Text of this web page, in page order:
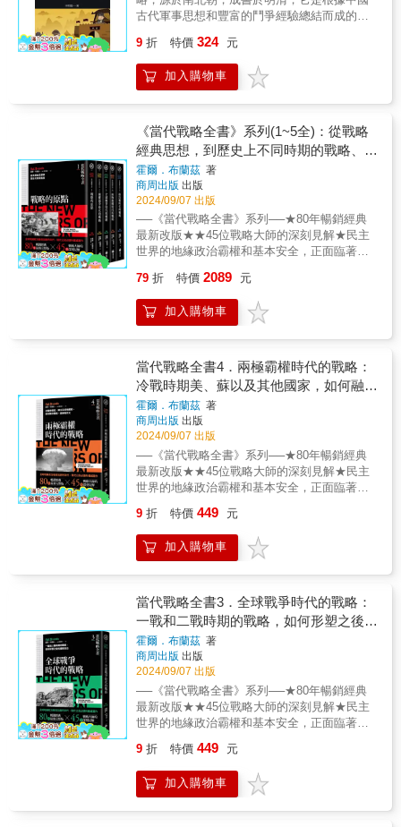
主委）楊亭雲上將（曾任國防部總政戰部主
任、行政院退輔會主委）黃奕炳（政研所16
期）
們，對我們中國，輸以無上的崇敬，這才是我
首先在仁安羌一戰大捷，解了英軍八千之圍，
敗敵人十倍於我之眾，正預備乘勝進攻，不料
當時全盤戰局，與我不利，敵人以曼德勒為中
即北撤，新38師奉命掩護英軍和國軍的撤退，
成了殿後之軍。 四、接著，我們出國，到了緬
甸，駐兵曼德勒。當時，主席蔣公，教我負起
衛成曼德勒的責任。主席曾經教（叫）我去，
說曼德勒很像南京，要我好好防守。我蒙此面
命，認為很是光榮。當時曼德勒左翼是國軍第
五軍，右翼是英國軍隊。不料英軍不爭氣，受
了敵人壓迫後撤，而敵人又追逐得很快。結果
英軍第一軍團第1師約及萬人，被敵人兩個聯隊
約八千之眾，圍於仁安羌北面一山地上。另一
亞歷山大（現加拿大總督，總督任期：
1946.04.12～1952.02.28），要求主席蔣公派
人援助。我在曼德勒佈置才有兩天，那晚上就
揮，派一團增援仁安羌，受英軍指揮，自己帶
一團守曼德勒。我認為這種五馬分屍的方法不
能表現戰力，而且分散後，曼德勒一定無法可
守。所以，11時半接命令，12時即趕赴上級指
揮官處報告。我說英軍萬人，受日軍八千之
圍，今派一團人援救，真能作戰者，不足一
千，又受英人指揮，英人從來未曾指揮過中國
軍隊，中國軍隊又從未受英人指揮，上下情
兵之將，不足以言勇。如此處置，結果此一
曼德勒，我帶一團人，守曼德勒，亦必無功，
等於坐以待斃。現在我願意去指揮，力量必
大。並且我坐城待斃，亦非得計。兵法所謂
「與其戰於城寧戰於郊」。如果此次增援部隊
勝利，那麼守城部隊，也就高枕無憂了。我雖
如此說，但上面仍是不准。我又向參謀長詳為
解說，那參謀長竟說，你不知道麼，這一團是
送人情，以一萬人被圍，一千人何能解救？我
說，我作部隊長的，不能白看著部下去死，就
是去死，也要同死，死馬也得作活馬用。又從
三時講到六時，上面才說「好吧，你去吧，如
果打了勝仗，你算首功」。詞意之間，料定我
所，英第一軍長史林姆W. J. Slim（現任英軍參
謀總長，總長任期：1948～1952）問我到了多
少援軍。我說一團人。他聽了非常喪氣，因英
菌生物戰武器是事實，既很重要，又很可悲，
但卻被長期隱瞞。這是一個相當驚人，真實的
恐怖故事，儘管過去和現在都被竭力讓其消失
逞。」——丹尼爾．巴倫布拉特，《一場人類
瘟疫》的作者「《醜陋的秘密》是揭露美國政
治的一部家史。如同講故事一般，揭露美國外
交圈子裡深藏不露的制度性種族歧視以及對人
類的厭惡與仇視。」——克雷格．麥克納馬
拉，《因為我們的父輩撒謊》的作者「托瑪
斯．鮑威爾繼承了父輩堅韌不懈的揭露戰爭罪
惡的真相和大無畏的勇氣。 同時也揭穿了美國
政府在長達70年中，試圖隱藏其在朝鮮戰爭中
曾使用生物細菌戰武器的罪惡本質，以及針對
他們父輩敢於堅持真理的勇敢行動而被定罪，
足現他們給父輩定罪才是真的罄竹難書。」
暴動》卷１，卷２的作者
古代軍事思想和豐富的鬥爭經驗總結而成的兵
地運用在經濟、生活、外交等各個領域之內，
對後世有著深遠的影響。
9 折 特價 324 元
加入購物車
《當代戰略全書》系列(1~5全)：從戰略
經典思想，到歷史上不同時期的戰略、戰
爭與國際關係
霍爾．布蘭茲 著
商周出版 出版
2024/09/07 出版
──《當代戰略全書》系列──★80年暢銷經典最新改版★★45位戰略大師的深刻見解★民主世界的地緣政治霸權和基本安全，正面臨著幾十年來最嚴峻的挑戰在局勢渾沌不明的世界中，戰略讓我們的行動有明確的目標並賦予我們實踐目標的力量★綜覽由古至今各大戰略理論與戰役精髓★★深入理解軍事、政治戰略與現代世界的形塑★《當代戰略全書》（系列）是關於戰略的新世代權威著作，集結數世紀以來塑造戰爭和治國方略理論與實踐的關鍵人物。本系列共五冊，收錄了世界一流學者的全新研究，提供從古代到今日的戰略思想的全球視角，並審視經典和當今的主要戰略議題，同時對冷戰和後九一一世代的戰略思想給予更多關注。本書於1943年發行第一版，當時正處於歷史上最糟糕的戰爭時期。第二版則於1986年發行，係因二戰後美國成為超級大國，且核武發展引起了深思問題：戰爭用途以及武力與外交之間的關係，因此新一代的學者紛紛研究並修訂了這門學科所仰賴的歷史知識體系。在全球地緣政治的重要性日益增加的此刻，對戰略及其歷史研究的重要性達到新高，故推出本書第三版。《當代戰略全書》（系列）由知名歷史與戰略研究者們撰稿，包括：《戰略大歷史》（Strategy: A History）作者勞倫斯．佛里德曼（Lawrence Freedman）、《大戰略》（On Grand Strategy）作者約翰．路易斯．蓋迪斯（John Lewis Gaddis）、牛津大學國際歷史名譽教授瑪格麗特．麥克米蘭（Margaret MacMillan），以及「美國企業研究所」（American Enterprise Institute）外交及防衛政策研究主任柯瑞．謝克（Kori Schake）等人。《當代戰略全書》（系列）從歷史上最富有影響力的戰略家身上吸取重要教訓，從修昔底德、孫子到克勞塞維茲，從拿破崙、邱吉爾、毛澤東、馬歇爾到習近平。重新檢視從古至今的軍事與政治戰略的發展，以及其對現代世界的形塑所扮演的關鍵角色。▌【當代戰略全書1】戰略的原點當「戰略」初次於1771年成為日常用語時，傳達的是崇尚計策和謀略的用兵術觀點，目的是避免正面交鋒。這種觀點在十九世紀逐漸擴展，到了二十世紀期間，焦點轉向了軍事手段與政治目標的相互作用，著重於如何經由各種手段實現目標的議題。戰術很容易被歸類為準則，戰略則不一樣，因為戰略取決於許多情形（物理、政治以及道德），而這些情況大不相同。控制和利用國家或多國結盟的資源，包括兵力。目標是維護重大利益，並確保不受到堤人的威脅，無論是實際、潛在或推測的威脅。大戰略的關鍵在於政策。換句話說，國家領導人要有能力匯集所有的要素，包括軍事和非軍事，才能保護和增強國家的長期最大利益（戰爭時期與和平時期）。▌【當代戰略全書2】強權競爭時代的戰略本書從十六世紀與十七世界、現代國家體制崛起的關鍵時期開始，直到二十世紀世界大戰大動盪的前夕。這段時期最主要的特色是多極化的國際秩序，缺乏單一的強權，因此權力平衡的概念扮演相當重要的角色。於此同時，各種意識形態、技術、知識不斷產生也互相激盪，促成現代國際體系的成形。另外，如何抵制逐漸崛起的新興大國，如北美洲的印第安部落聯盟、英屬印度與其他地方的反殖民運動，也在這段過程中有著不可或缺的位置。▌【當代戰略全書3】全球戰爭時代的戰略二戰是民主國家聯手參與過最大、也是最激烈的戰爭。然而，從政治學角度來看，二戰是位於戰場最前線的民主政體（邱吉爾領導的大不列顛以及羅斯福領導的美國）和共產政權（史達林領導的極權國家）攜手合作，共同對抗德國和日本。各國都有自己的強項、弱點和優先目標。因此，必須分清楚何時可以毫無保留，相互信任，何時又該有所節制，防範對方。此外，雙方必須有協定約束，確保彼此的聯盟能在戰時不會土崩瓦解。戰爭詭譎多變，難以預測，偶發事件可左右戰局，令戰果難以預料。戰爭如同能改變地貌的洪流，足以讓國際局勢重新洗牌，參戰方會各有興衰，國力與地位有所升降。各國的戰後地位可能迥異於戰前所擁有的身分。因此，國家領袖必須高瞻遠矚，靈活應變，隨時調整戰略，才能掌握相對優勢。▌【當代戰略全書4】兩極霸權時代的戰略本書探討「兩極時代的戰略」，即二戰結束後，美國和蘇聯變成對立的超級大國，掌控著分裂的國際體系。歐洲帝國解體後，產生了新國家和普遍的混亂局面。核子武器迫使政治家重新思考武力在全球事務中的作用，以及如何在和平時期的競爭中利用戰爭方法取得優勢。各地的領導者──不只是在莫斯科和華盛頓──都必須制定戰略，在全球冷戰時代中保護自己的利益，從美國艾森豪、甘迺迪、卡特、尼克森、麥克阿瑟；蘇聯赫魯雪夫、布列茲涅夫；印度尼赫魯；到以阿的本─古里安、納賽爾……本書涵蓋了二十世紀後期的主要議題，例如核武戰略、結盟與不結盟、正規戰爭與代理人戰爭、小國戰略與革命政權，以及如何融合競爭與外交等。這些議題在現代仍然舉足輕重。▌【當代戰略全書5】後冷戰時代的戰略冷戰結束後，美國贏得所向披靡的領導地位，卻也面臨著新舊交雜的各種問題。恐怖主義、核武擴散、叛亂橫行、非常規戰爭與網路安全。新科技的出現與戰爭模式的改變，考驗著過去長久以來的理解與認知。中國的霸權野心與來自俄羅斯的威脅，在在都對美國所帶領的國際秩序提出挑戰。隨著地緣政治的風險不斷升高，全球似乎再次朝多極世界的方向傾斜。因此，本書重新思考戰略的意義與功能，讓我們在動盪的世局中持續站穩腳步。▌國際權威作者群《戰略的原點》作者群勞倫斯．佛里德曼（Lawrence Freedman）是倫敦國王學院的戰爭研究系名譽教授。他在1997年擔任過福克蘭戰爭的官方歷史學家，也擔任過英國和2003年伊拉克戰爭的官方調查成員。他寫過許多關於國際歷史、戰略理論以及核武議題的文章。沃爾特．羅素．米德（Walter Russell Mead）在哈德遜研究所擔任戰略與治國之才的拉文爾．庫里三世（Ravenel B. Curry III）傑出研究員。他是《華爾街日報》的國際觀專欄作家，也在紐約巴德學院的外交與人文學系擔任詹姆斯．克拉克．蔡斯教授（James Clarke Chace Professor）。吉原恆淑（Toshi Yoshihara）是戰略與預算評估中心的資深研究員。他曾經在美國海軍戰爭學院擔任亞太研究系的約翰．伯倫教授（John A. van Beuren Chair），合著有《太平洋的紅星：中國崛起與美國海事戰略的挑戰》（Red Star over the Pacific: China，s Rise and the Challenge to U.S. Maritime Strategy）。馬修．克羅尼格（Matthew Kroenig）是喬治城大學的政府學教授，也是大西洋理事會的斯考克羅夫特戰略方案（Scowcroft Strategy Initiative）負責人。他精通義大利語，並且從2013年開始在義大利的佛羅倫斯指導關於馬基維利的年度課程。他的最新著作是《強國競爭的回歸》（The Return of Great Power Rivalry）。休．斯特拉坎（Hew Strachan）在聖安德魯斯大學擔任國際關係系的沃德洛教授（Wardlaw Professor），也在牛津大學的萬靈學院擔任名譽研究員。他曾經在2002年至2015年擔任戰爭史的奇希切爾教授（Chichele Professor）。他的著作包括《第一次世界大戰》（The First World War）、《克勞塞維茲的戰爭論》（Clausewitz’s On War）、《戰爭的方向》（The Direction of War）。安圖里奧．約瑟夫．埃切瓦里亞（Antulio J. Echevarria II）是美國陸軍戰爭學院的教授，並擁有普林斯頓大學的博士學位。他寫過許多關於戰略思維的書籍，包括《戰爭的邏輯：戰略思維與美國的戰鬥之道》（War’s Logic: Strategic Thought and the American Way of War，劍橋大學出版社，2021年）。約翰．毛雷爾（John H. Maurer）是海權和大戰略方面的阿爾弗雷德．賽耶．馬漢特聘教授（Alfred Thayer Mahan Distinguished Professor）。他曾經在美國海軍戰爭學院擔任戰略與政策學系的系主任。邁可．科蒂．摩根（Michael Cotey Morgan）在北卡羅來納大學教堂山（Chapel Hill）分校擔任歷史系副教授，著有《最終行動：赫爾辛基協議與冷戰的轉變》（The Final Act: The Helsinki Accords and the Transformation of the Cold War）。詹姆士．萊西（James Lacey）在海軍陸戰隊大學擔任戰爭研究系的馬修．霍納教授（Mathew C. Horner Chair），也是海軍陸戰隊戰爭學院的戰略研究系教授。他的著作包括《華盛頓戰爭》（The Washington War）、《戰神》（Gods of War）、《羅馬：帝國的戰略》（Rome: A Strategy for Empire）。喬納森．科什納（Jonathan Kirshner）在波士頓學院擔任政治學和國際研究課程的教授。他的著作包括《不成文的未來：現實主義與國際政治的不確定性》（An Unwritten Future: Realism and Uncertainty in World Politics）和《金融危機後的美國勢力》（American Power after the Financial Crisis）。《強權競爭時代的戰略》作者群伊斯坎德．雷曼（Iskander Rehman）是華盛頓特區美國外交政策委員會的策略研究資深研究員，負責領導應用歷史和大戰略的研究工作。他擁有巴黎政治研究所（SciencesPo）的博士學位。麥特．舒曼（Matt J. Schumann）於2005年取得了艾希特大學的博士學位，目前在東密西根大學和鮑林格林州立大學任教。曾出版關於跨大西洋七年戰爭的著作，以及英法戰略性競爭的歐洲大陸與大西洋方面的著作。目前，他正在研究1748年《阿亨條約》的全球史。麥克．萊傑爾（Michael V. Leggiere）在北德克薩斯大學擔任歷史系教授和軍事歷史中心的副主任。曾寫過許多關於拿破崙軍事戰役的獲獎著作。查爾斯．艾德爾（Charles Edel）是戰略與國際研究中心的澳洲主席和資深顧問。曾經擔任美國國務卿的政策規劃幕僚，著有《國家建設者：約翰．昆西．亞當斯與共和國的大戰略》（Nation Builder: John Quincy Adams and the Grand Strategy of the Republic）。柯瑞．謝克（Kori Schake）帶領美國企業研究院的外交和國防政策研究團隊，著有《安全通行：從英國霸權到美國霸權的過渡時期》（Safe Passage: The Transition from British to American Hegemony）。曾經在國家安全委員會、美國國務院和國防部工作。韋恩．謝（Wayne Wei-siang Hsieh）是美國海軍學院的歷史系副教授，著有《西點軍校畢業生與南北戰爭：戰爭與和平中的老兵》（West Pointers and the Civil War: The Old Army in War and Peace），合著有《殘酷的戰爭：南北戰爭的軍事史》（A Savage War: A Military History of the Civil War）。莎拉．潘恩（S.C.M. Paine）在美國海軍戰爭學院的戰略與政策學系擔任歷史與大戰略課程的威廉．西姆斯大學教授（William S. Sims University Professor），著有《亞洲戰爭：1911至1949年》（Wars for Asia, 1911-1949）和《大日本帝國》（Japanese Empire），並與布魯斯．埃爾曼（Bruce A. Elleman）合著《現代中國：1644年至今的延續與變革》（Modern China: Continuity and Change 1644 to the Present）。另也與其他人共同編輯了五本關於海軍行動的書籍。普莉亞．莎蒂婭（Priya Satia）在史丹佛大學擔任國際史的雷蒙．史普魯恩斯教授（Raymond A. Spruance Professor），著有《阿拉伯間諜：第一次世界大戰與英國祕密帝國在中東奠下的文化基礎》（Spies in Arabia: The Great War and the Cultural Foundations of Britain’s Covert Empire in the Middle East）、《武器帝國：工業革命的暴力》（Empire of Guns: The Violent Making of the Industrial Revolution）、《時間的怪物：歷史如何創造歷史》（Time’s Monster: How History Makes History）等獲獎的著作。《全球戰爭時代的戰略》作者群瑪格麗特．麥克米蘭（Margaret MacMillan）是多倫多大學的歷史系教授，也是牛津大學的國際史系名譽教授。她專攻十九世紀和二十世紀的國際史，著有《結束和平的戰爭：通往1914年）（The War That Ended Peace: The Road to 1914）、《戰爭：暴力、衝突與動盪如何形塑人類與社會》（War: How Conflict Shaped Us）等書。威廉森．莫瑞（Williamson Murray）已取得耶魯大學的歷史系學士和博士學位。他曾經在美國空軍服役五年，並撰寫和編輯過許多書籍。目前，他是俄亥俄州立大學的名譽教授，也是海軍陸戰隊大學的馬歇爾教授（Marshall Professor）。羅伯特．卡根（Robert Kagan）是布魯金斯學會（Brookings Institution）的資深研究員。他曾經在美國國務院工作，並寫過許多關於外交政策和國際事務的書籍和文章。目前，他正在撰寫《危險國家三部曲）（Dangerous Nation Trilogy），也就是關於美國外交政策的三卷歷史著作。塔米．戴維斯．貝特爾（Tami Davis Biddle）從美國陸軍戰爭學院退休後，擔任軍事研究的伊萊休．路特教授（Elihu Root Chair），著有《空中戰爭中的修辭與現實）（Rhetoric and Reality in Air Warfare）。她也寫過許多關於第二次世界大戰的文章。目前，她正在撰寫《掌握指揮權：美國的戰爭史，1941年至1945年）（Taking Command: The United States at War, 1941-1945）。安德魯．艾哈特（Andrew Ehrhardt）在約翰霍普金斯大學的高等國際研究學院擔任亨利．季辛吉全球事務中心的博士後研究員。約翰．比尤（John Bew）在倫敦國王學院的戰爭研究系擔任歷史與外交政策課程的教授，並曾經在2019年擔任英國首相的外交政策顧問。他寫過五本書，也擔任過國會圖書館的季辛吉教授（Kissinger Chair），並榮獲歐威爾獎（Orwell Prize）和菲利普．利弗胡姆獎（Philip Leverhulme Award）。布倫丹．西姆斯（Brendan Simms）在劍橋大學擔任歐洲國際關係史的教授，同時也是地緣政治學論壇（Forum on Geopolitics）的負責人。他的著作包括《歐洲：從1453年至今的霸權之爭）（Europe, the Struggle for Supremacy, 1453 to the Present Day）、《英國的歐洲：千年來的衝突與合作）（Britain，s Europe: A Thousand Years of Conflict and Cooperation）、《希特勒：唯獨世界足矣）（Hitler: Only the World was Enough）。莎拉．潘恩（S.C.M. Paine）在美國海軍戰爭學院的戰略與政策學系擔任歷史與大戰略課程的威廉．西姆斯大學教授（William S. Sims University Professor），著有《亞洲戰爭：1911年至1949年）（Wars for Asia, 1911-1949）和《大日本帝國）（Japanese Empire），並與布魯斯．埃爾曼（Bruce A. Elleman）合著《現代中國：1644年至今的延續與變革》（Modern China: Continuity and Change 1644 to the Present）。她也與其他人共同編輯了五本關於海軍行動的書籍。《兩極霸權時代的戰略》作者群艾瑞克．埃德爾曼（Eric S. Edelman）是戰略與預算評估中心（Center for Strategic and Budgetary Assessments）的顧問，同時在約翰霍普金斯大學的高等國際研究學院擔任駐校特聘講師。法蘭西斯．蓋文（Francis J. Gavin）在約翰霍普金斯大學的高等國際研究學院擔任亨利．季辛吉全球事務中心的經理。丹尼爾．馬斯頓（Daniel Marston）在約翰霍普金斯大學的高等國際研究學院擔任戰略思想家計畫（Strategic Thinkers Program）的負責人，專攻十八世紀至二十一世紀的戰爭和社會。。蓋伊．萊倫（Guy Laron）耶路撒冷希伯來大學國際關係高級講師，曾是馬裡蘭大學、西北大學和牛津大學的訪問學者。譚薇．馬丹（Tanvi Madan）是布魯金斯學會的資深研究員，同時負責主導印度專案。馬克．莫亞爾（Mark Moyar）在希爾斯達耳學院擔任軍事史的威廉．哈里斯教授（William P. Harris Chair），並寫過七本書。賽吉．拉德琴科（Sergey Radchenko）是冷戰的歷史學家，同時在約翰霍普金斯大學的高等國際研究學院擔任威森．施密特特聘教授（Wilson E. Schmidt Distinguished Professor）。湯瑪斯．曼肯（Thomas G. Mahnken）在約翰霍普金斯大學的高等國際研究學院擔任菲利普．梅里爾戰略研究中心（Philip Merrill Center for Strategic Studies）的資深研究教授，同時也是戰略與預算評估中心的董事長兼執行長。《後冷戰時代的戰略》作者群克里斯多福．葛里芬（Christopher J. Griffin）是史密斯．理查森基金會（Smith Richardson Foundation）的資深企劃主管。曾擔任外交政策計畫的執行總監，也曾在參議員約瑟夫．李伯曼的團隊中工作。畢業於奧斯汀學院和約翰霍普金斯大學的高等國際研究學院。迪瑪．阿達姆斯基（Dmitry Adamsky）在以色列瑞克曼大學（Reichman University）的政府外交暨戰略學院擔任教授，著有《軍事創新文化》（The Culture of Military Innovation）和《俄羅斯核武正統學說》（Russian Nuclear Orthodoxy）。卡特．馬卡山（Carter Malkasian）著有《美國在阿富汗發動的戰爭史》（The American War in Afghanistan: A History）、《戰爭降臨加姆塞爾：阿富汗邊境的三十年衝突》（War Comes to Garmser: Thirty Years of Conflict on the Afghan Frontier）、《勝利的假象：安巴爾省的覺醒與伊斯蘭國》（Illusions of Victory: The Anbar Awakening and the Islamic State）。現在是美國海軍研究所的教授。艾哈邁德．哈希姆（Ahmed S. Hashim）是迪肯大學的戰略研究系副教授，同時也在澳洲國防學院的人文與社會科學學院任教。專攻軍事歷史和戰略研究，尤其是暴動、鎮壓叛亂、南半球的正規戰爭以及亞洲國防體系的議題。易明（Elizabeth Economy）在史丹佛大學的胡佛研究所擔任資深研究員。目前，她在休假期間擔任美國商務部的中國資深顧問。最新著作是《中國的世界觀》（The World According to China）。賽斯．瓊斯（Seth G. Jones）是戰略與國際研究中心的資深副總裁和哈羅德．布朗教授（Harold Brown Chair）。著作包括《三大危害：俄羅斯、伊朗、中國，以及非正規戰爭的崛起》（Three Dangerous Men: Russia, Iran, China, and the Rise of Irregular Warfare）。蘇米．特里（Sue Mi Terry）在威爾遜中心的現代汽車韓國基金會中心（Hyundai Motor-Korea Foundation Center）擔任韓國歷史與公共政策的負責人。曾經是中央情報局的分析師，也曾經在2009至2010年加入國家情報委員會，以及在2008至2009年加入國家安全委員會。賈森．斯特恩斯（Jason K. Stearns）在西門菲莎大學擔任國際研究系的助理教授，也在紐約大學擔任剛果研究小組的負責人，著有《不明的戰爭：剛果的無盡衝突》（The War That Does Not Say Its Name: The Unending Conflict in the Congo）。喬書亞．羅斯納（Joshua Rovner）是美國大學的副教授。他負責指導和撰寫情報和戰略相關的內容，同時擔任H-Diplo的《國際安全研究論壇》（International Security Studies Forum）主編和《戰略研究期刊》（Journal of Strategic Studies）的副主編。湯瑪斯．里德（Thomas Rid）在約翰霍普金斯大學的高等國際研究學院擔任戰略研究系教授，以研究有衝突的資訊科技的歷史和風險而聞名。著作包括《積極措施》（Active Measures）、《機器崛起》（Rise of the Machines）、《網路戰爭不會發生》（Cyber War Will Not Take Place）等。約翰．路易斯．蓋迪斯（John Lewis Gaddis）在耶魯大學擔任軍事與海軍史的羅伯特．洛維特教授（Robert A. Lovett Professor）。目前，負責指導大戰略、傳記以及歷史研究方法等課程。近期著作包括《喬治．凱南的一生》（George F. Kennan: An American Life，2011年）和《論大戰略》（On Grand Strategy，2018年）。▌當代戰略全書系列：【第一冊】《戰略的原點》【第二冊】《大國競爭時代的戰略》【第三冊】《全球戰爭時代的戰略》【第四冊】《兩極霸權時代的戰略》【第五冊】《後冷戰時代的戰略》▌磅礡推薦──公孫策／歷史評論家王 立／「王立第二戰研所」版主張國城／台北醫學大學通識教育中心教授、副主任張榮豐、賴彥霖／台灣戰略模擬學會理事長、執行長黃欽勇／DIGITIMES董事長蘇紫雲／國防安全研究院國防戰略與資源研究所所長（依姓名筆畫排序）讀過的所有書名有「當代」二字（或英文modern）的都落伍了，除了本書──從第一版於一九四三年出版，到這次第三版，它持續增修內容，堪稱與時俱進而無負於「當代」。對於正處於美中兩強爭鋒浪尖位置的台灣，本書更可以用來對照檢視──我們當前的國家戰略對不對、好不好。對戰略有興趣的讀者，本書肯定有助於時事戰略分析；對歷史有興趣的讀者，可以加入國際現勢關鍵人物的性格來研判。──公孫策／歷史評論家《當代戰略全書》，收錄各家學者對古今戰略思想、重要決策的詮釋，對於初窺戰略一道者有極佳幫助。你不見得能認同詮釋者的意見，但透過專家的解讀，對已有一定程度者更能有所啟發。──王立
79 折 特價 2089 元
加入購物車
當代戰略全書4．兩極霸權時代的戰略：
冷戰時期美、蘇以及其他國家，如何融合
戰略、競爭與外交
霍爾．布蘭茲 著
商周出版 出版
2024/09/07 出版
──《當代戰略全書》系列──★80年暢銷經典
最新改版★★45位戰略大師的深刻見解★民主
世界的地緣政治霸權和基本安全，正面臨著幾
中，戰略讓我們的行動有明確的目標並賦予我
們實踐目標的力量★綜覽由古至今各大戰略理
論與戰役精髓★★深入理解軍事、政治戰略與
來塑造戰爭和治國方略理論與實踐的關鍵人
物。本系列共五冊，收錄了世界一流學者的全
新研究，提供從古代到今日的戰略思想的全球
視角，並審視經典和當今的主要戰略議題，同
時對冷戰和後九一一世代的戰略思想給予更多
關注。本書於1943年發行第一版，當時正處於
歷史上最糟糕的戰爭時期。第二版則於1986年
發行，係因二戰後美國成為超級大國，且核武
發展引起了深思問題：戰爭用途以及武力與外
交之間的關係，因此新一代的學者紛紛研究並
球地緣政治的重要性日益增加的此刻，對戰略
及其歷史研究的重要性達到新高，故推出本書
第三版。《當代戰略全書》（系列）由知名歷
9 折 特價 449 元
加入購物車
當代戰略全書3．全球戰爭時代的戰略：
一戰和二戰時期的戰略，如何形塑之後的
國際政治
霍爾．布蘭茲 著
商周出版 出版
2024/09/07 出版
──《當代戰略全書》系列──★80年暢銷經典
最新改版★★45位戰略大師的深刻見解★民主
世界的地緣政治霸權和基本安全，正面臨著幾
中，戰略讓我們的行動有明確的目標並賦予我
們實踐目標的力量★綜覽由古至今各大戰略理
論與戰役精髓★★深入理解軍事、政治戰略與
9 折 特價 449 元
加入購物車